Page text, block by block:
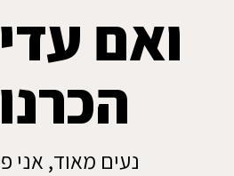
ואם
נעים מאוד, אני